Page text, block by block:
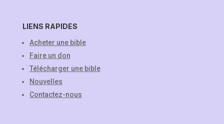
LIENS RAPIDES
Acheter une bible
Faire un don
Télécharger une bible
Nouvelles
Contactez-nous